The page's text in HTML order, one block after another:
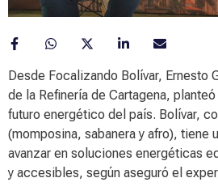
Desde Focalizando Bolívar, Ernesto
de la Refinería de Cartagena, planteó
futuro energético del país. Bolívar,
(momposina, sabanera y afro), tiene
avanzar en soluciones energéticas
y accesibles, según aseguró el